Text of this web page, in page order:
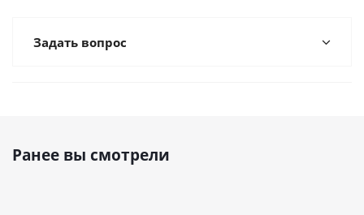
Задать вопрос
Ранее вы смотрели